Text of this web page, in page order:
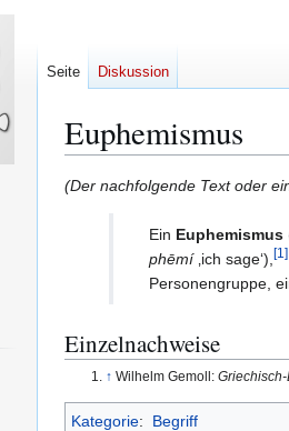
Euphemismus
Zur
Zur
(Der nachfolgende Text oder
Ein Euphemismus
phēmí‚ich sage‘),[1]
Personengruppe,
Einzelnachweise
↑ Wilhelm Gemoll:
Kategorie: Begriff
Seite Diskussion